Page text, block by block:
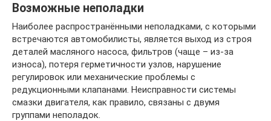
Возможные неполадки
Наиболее распространёнными неполадками, с которыми
встречаются автомобилисты, является выход из строя
деталей масляного насоса, фильтров (чаще – из-за
износа), потеря герметичности узлов, нарушение
регулировок или механические проблемы с
редукционными клапанами. Неисправности системы
смазки двигателя, как правило, связаны с двумя
группами неполадок.